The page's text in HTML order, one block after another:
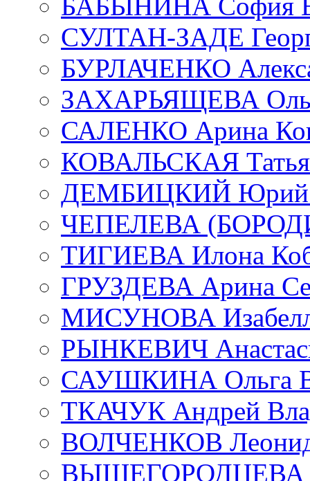
БАБЫНИНА София
СУЛТАН-ЗАДЕ
БУРЛАЧЕНКО
ЗАХАРЬЯЩЕВА
САЛЕНКО Арина
КОВАЛЬСКАЯ
ДЕМБИЦКИЙ Юрий
ЧЕПЕЛЕВА
ТИГИЕВА Илона
ГРУЗДЕВА Арина
МИСУНОВА
РЫНКЕВИЧ
САУШКИНА Ольга
ТКАЧУК Андрей
ВОЛЧЕНКОВ Леонид
ВЫШЕГОРОДЦЕВА